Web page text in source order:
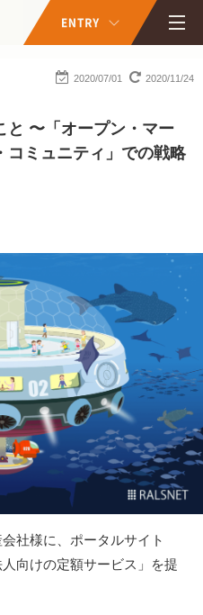
2020/07/01 2020/11/24
と 〜「オープン・マー
コミュニティ」での戦略
社様に、ポータルサイト
向けの定額サービス」を提